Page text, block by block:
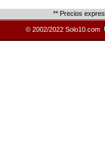
** Precios
© 2002/2022 Solo10.com